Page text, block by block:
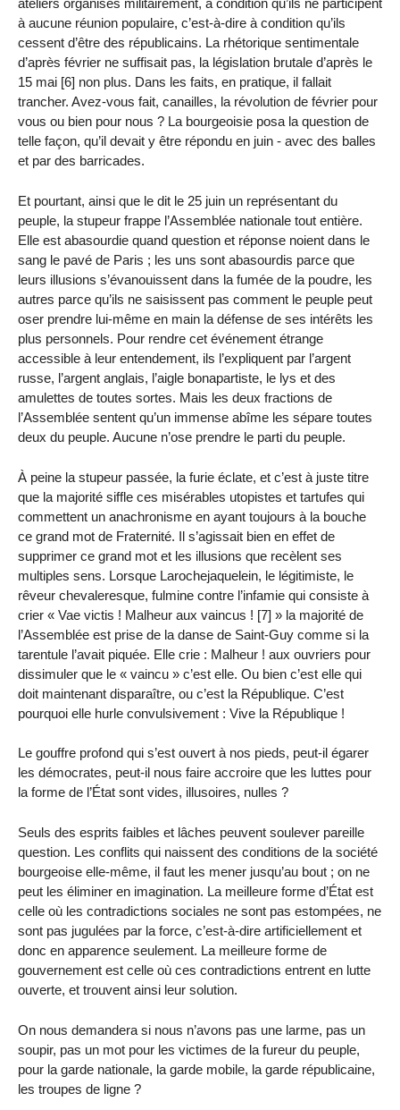
ateliers organisés militairement, à condition qu’ils ne participent
à aucune réunion populaire, c’est-à-dire à condition qu’ils
cessent d’être des républicains. La rhétorique sentimentale
d’après février ne suffisait pas, la législation brutale d’après le
15 mai [6] non plus. Dans les faits, en pratique, il fallait
trancher. Avez-vous fait, canailles, la révolution de février pour
vous ou bien pour nous ? La bourgeoisie posa la question de
telle façon, qu’il devait y être répondu en juin - avec des balles
et par des barricades.
Et pourtant, ainsi que le dit le 25 juin un représentant du
peuple, la stupeur frappe l’Assemblée nationale tout entière.
Elle est abasourdie quand question et réponse noient dans le
sang le pavé de Paris ; les uns sont abasourdis parce que
leurs illusions s’évanouissent dans la fumée de la poudre, les
autres parce qu’ils ne saisissent pas comment le peuple peut
oser prendre lui-même en main la défense de ses intérêts les
plus personnels. Pour rendre cet événement étrange
accessible à leur entendement, ils l’expliquent par l’argent
russe, l’argent anglais, l’aigle bonapartiste, le lys et des
amulettes de toutes sortes. Mais les deux fractions de
l’Assemblée sentent qu’un immense abîme les sépare toutes
deux du peuple. Aucune n’ose prendre le parti du peuple.
À peine la stupeur passée, la furie éclate, et c’est à juste titre
que la majorité siffle ces misérables utopistes et tartufes qui
commettent un anachronisme en ayant toujours à la bouche
ce grand mot de Fraternité. Il s’agissait bien en effet de
supprimer ce grand mot et les illusions que recèlent ses
multiples sens. Lorsque Larochejaquelein, le légitimiste, le
rêveur chevaleresque, fulmine contre l’infamie qui consiste à
crier « Vae victis ! Malheur aux vaincus ! [7] » la majorité de
l’Assemblée est prise de la danse de Saint-Guy comme si la
tarentule l’avait piquée. Elle crie : Malheur ! aux ouvriers pour
dissimuler que le « vaincu » c’est elle. Ou bien c’est elle qui
doit maintenant disparaître, ou c’est la République. C’est
pourquoi elle hurle convulsivement : Vive la République !
Le gouffre profond qui s’est ouvert à nos pieds, peut-il égarer
les démocrates, peut-il nous faire accroire que les luttes pour
la forme de l’État sont vides, illusoires, nulles ?
Seuls des esprits faibles et lâches peuvent soulever pareille
question. Les conflits qui naissent des conditions de la société
bourgeoise elle-même, il faut les mener jusqu’au bout ; on ne
peut les éliminer en imagination. La meilleure forme d’État est
celle où les contradictions sociales ne sont pas estompées, ne
sont pas jugulées par la force, c’est-à-dire artificiellement et
donc en apparence seulement. La meilleure forme de
gouvernement est celle où ces contradictions entrent en lutte
ouverte, et trouvent ainsi leur solution.
On nous demandera si nous n’avons pas une larme, pas un
soupir, pas un mot pour les victimes de la fureur du peuple,
pour la garde nationale, la garde mobile, la garde républicaine,
les troupes de ligne ?